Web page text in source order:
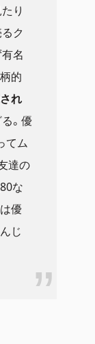
り
ク
名
的
れ
。優
てム
達の
な
優
じ